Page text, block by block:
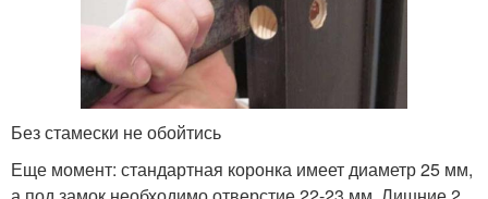
Без стамески не обойтись
Еще момент: стандартная коронка имеет диаметр 25 мм,